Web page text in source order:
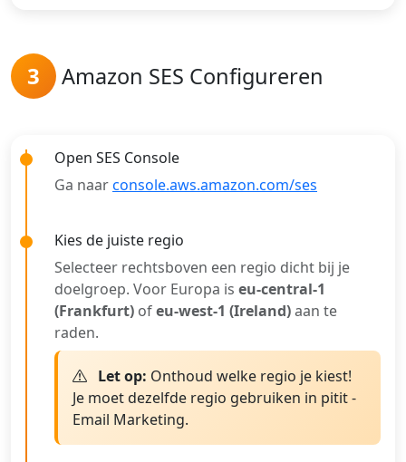
3 Amazon SES Configureren
Open SES Console
Ga naarconsole.aws.amazon.com/ses
Kies de juiste regio
Selecteer rechtsboven een regio dicht bij je
doelgroep. Voor Europa is eu-central-1
(Frankfurt) ofeu-west-1 (Ireland)aan te
raden.
Let op: Onthoud welke regio je kiest!
Je moet dezelfde regio gebruiken in pitit -
Email Marketing.